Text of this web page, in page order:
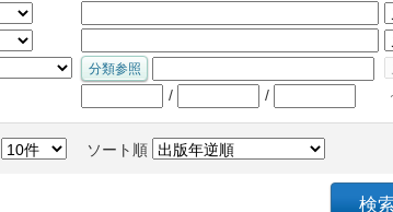
/ /
ソート順